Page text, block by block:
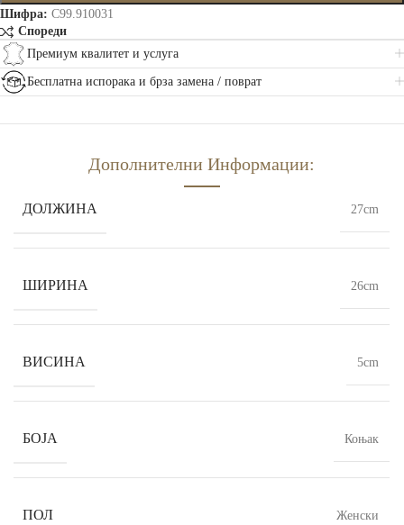
Шифра: C99.910031
Спореди
Премиум квалитет и услуга
Бесплатна испорака и брза замена / поврат
Дополнителни Информации:
ДОЛЖИНА 27cm
ШИРИНА 26cm
ВИСИНА 5cm
БОЈА Коњак
ПОЛ Женски